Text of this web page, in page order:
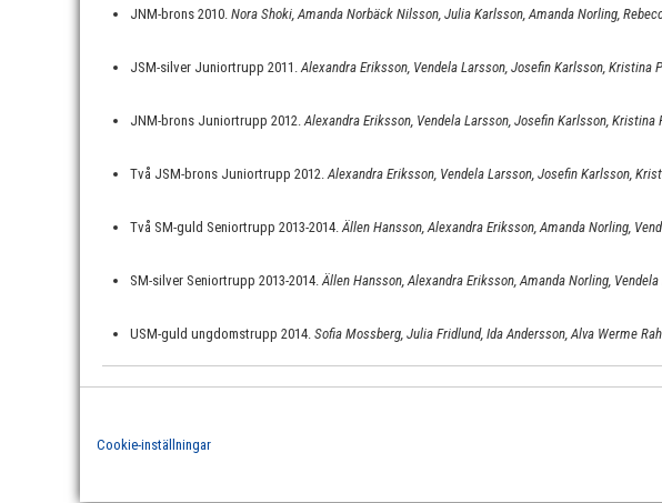
JNM-brons 2010. Nora Shoki, Amanda Norbäck Nilsson, Julia Karlsson, Amanda Norling,
JSM-silver Juniortrupp 2011.Alexandra Eriksson, Vendela Larsson, Josefin Karlsson, Kristina
JNM-brons Juniortrupp 2012.Alexandra Eriksson, Vendela Larsson, Josefin Karlsson,
Två JSM-brons Juniortrupp 2012.Alexandra Eriksson, Vendela Larsson, Josefin Karlsson,
Två SM-guld Seniortrupp 2013-2014.Ällen Hansson, Alexandra Eriksson, Amanda Norling,
SM-silver Seniortrupp 2013-2014.Ällen Hansson, Alexandra Eriksson, Amanda Norling,
USM-guld ungdomstrupp 2014. Sofia Mossberg, Julia Fridlund, Ida Andersson, Alva Werme
Cookie-inställningar